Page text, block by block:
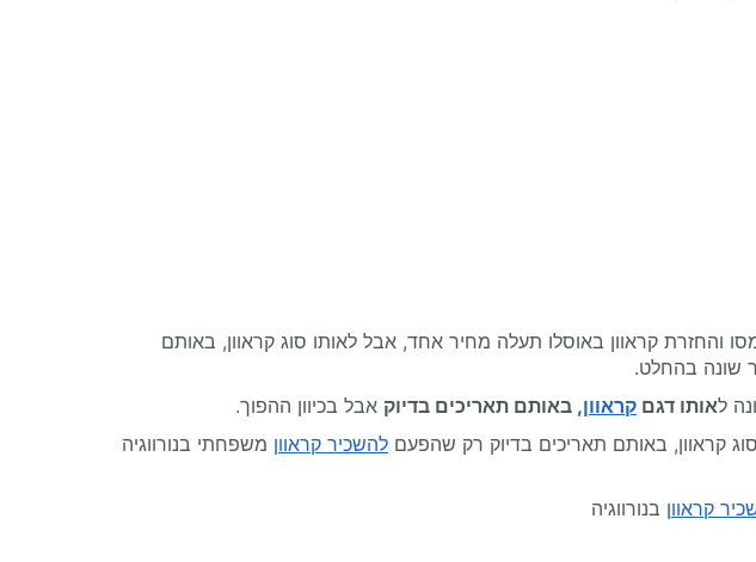
והחזרת קראוון באוסלו תעלה מחיר אחד, אבל לאותו סוג קראוון, באותם
שונה בהחלט.
לאותו דגם קראוון, באותם תאריכים בדיוק אבל בכיוון ההפוך.
קראוון, באותם תאריכים בדיוק רק שהפעם להשכיר קראוון משפחתי בנורווגיה
קראוון בנורווגיה